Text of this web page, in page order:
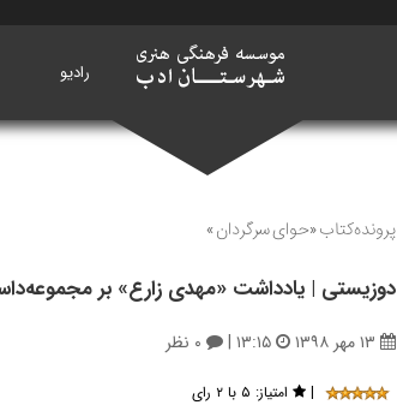
خانه رادیو
پرونده‌کتاب «حوای سرگردان»
دوزیستی | یادداشت «مهدی زارع» بر
۱۳ مهر ۱۳۹۸ ۱۳:۱۵ | ۰ نظر
| امتیاز: ۵ با ۲ رای